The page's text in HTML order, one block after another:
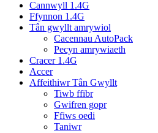
Cannwyll 1.4G
Ffynnon 1.4G
Tân gwyllt amrywiol
Cacennau AutoPack
Pecyn amrywiaeth
Cracer 1.4G
Accer
Affeithiwr Tân Gwyllt
Tiwb ffibr
Gwifren gopr
Ffiws oedi
Taniwr